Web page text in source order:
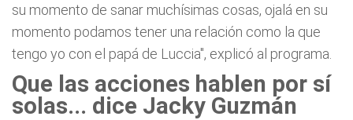
su momento de sanar muchísimas cosas, ojalá en su
momento podamos tener una relación como la que
tengo yo con el papá de Luccia", explicó al programa.
Que las acciones hablen por sí
solas... dice Jacky Guzmán